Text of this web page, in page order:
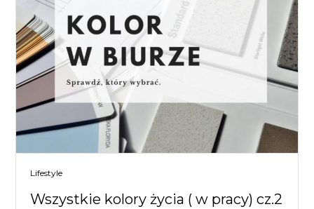
Lifestyle
Wszystkie kolory życia ( w pracy) cz.2